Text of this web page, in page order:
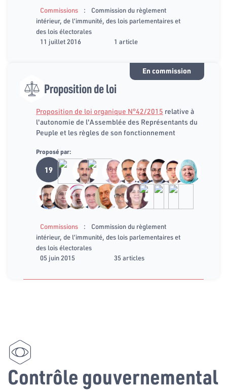
Commissions :
Commission du règlement
intérieur, de l’immunité, des lois parlementaires et
des lois électorales
11 juillet 2016
1 article
En commission
Proposition de loi
Proposition de loi organique N°42/2015 relative à
l'autonomie de l'Assemblée des Représentants du
Peuple et les règles de son fonctionnement
Proposé par:
19
Commissions :
Commission du règlement
intérieur, de l’immunité, des lois parlementaires et
des lois électorales
05 juin 2015
35 articles
Contrôle gouvernemental